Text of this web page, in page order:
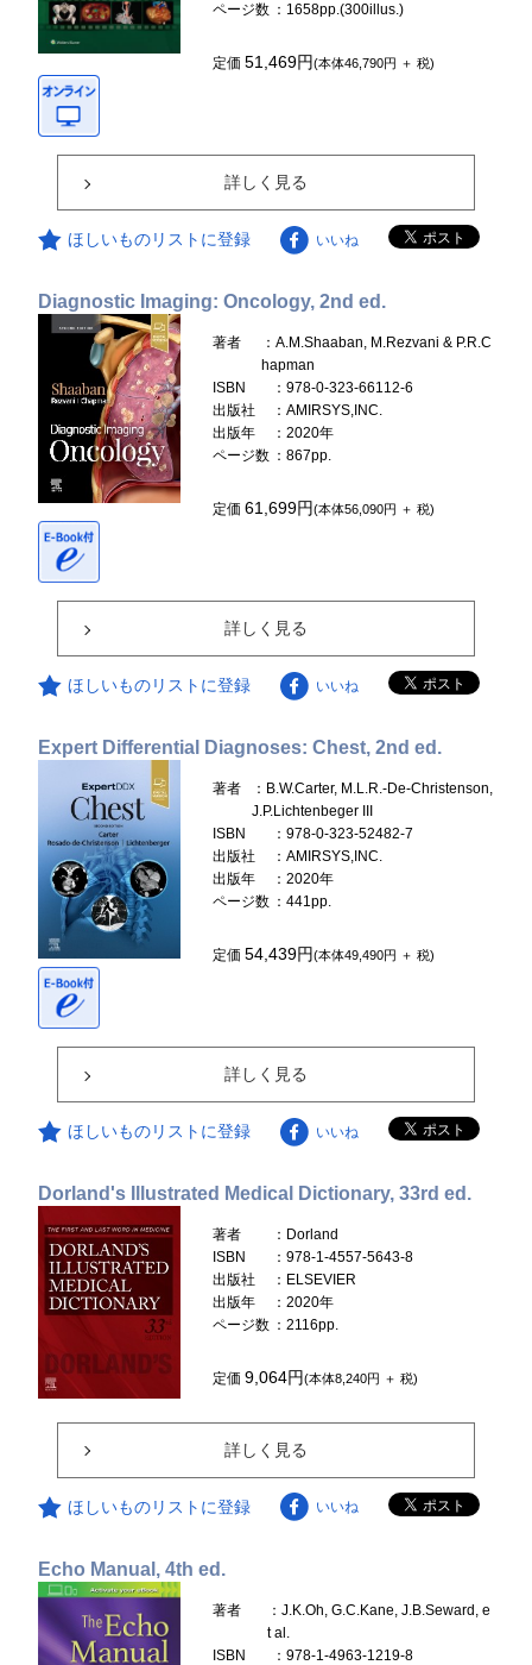
ページ数 ：1658pp.(300illus.)
定価51,469円(本体46,790円 ＋ 税)
詳しく見る
ほしいものリストに登録 いいね
Diagnostic Imaging: Oncology, 2nd ed.
著者
：A.M.Shaaban, M.Rezvani & P.R.C
hapman
ISBN
：978-0-323-66112-6
出版社
：AMIRSYS,INC.
出版年
：2020年
ページ数 ：867pp.
定価61,699円(本体56,090円 ＋ 税)
詳しく見る
ほしいものリストに登録 いいね
Expert Differential Diagnoses: Chest, 2nd ed.
著者
：B.W.Carter, M.L.R.-De-Christenson,
J.P.Lichtenbeger III
ISBN
：978-0-323-52482-7
出版社
：AMIRSYS,INC.
出版年
：2020年
ページ数 ：441pp.
定価54,439円(本体49,490円 ＋ 税)
詳しく見る
ほしいものリストに登録 いいね
Dorland's Illustrated Medical Dictionary, 33rd ed.
著者
：Dorland
ISBN
：978-1-4557-5643-8
出版社
：ELSEVIER
出版年
：2020年
ページ数 ：2116pp.
定価9,064円(本体8,240円 ＋ 税)
詳しく見る
ほしいものリストに登録 いいね
Echo Manual, 4th ed.
著者
：J.K.Oh, G.C.Kane, J.B.Seward, e
t al.
ISBN
：978-1-4963-1219-8